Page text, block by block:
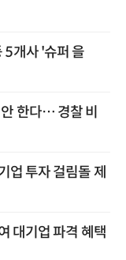
5개사 '슈퍼 을
한다… 경찰 비
업 투자 걸림돌 제
대기업 파격 혜택